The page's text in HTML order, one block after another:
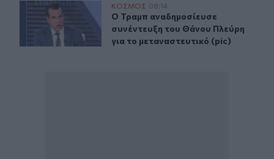
Ο Τραμπ αναδημοσίευσε συνέντευξη του Θάνου
ΚΟΣΜΟΣ 08:14
Ο Τραμπ αναδημοσίευσε
Ο Τραμπ αναδημοσίευσε
συνέντευξη του Θάνου Πλεύρη
για το μεταναστευτικό (pic)